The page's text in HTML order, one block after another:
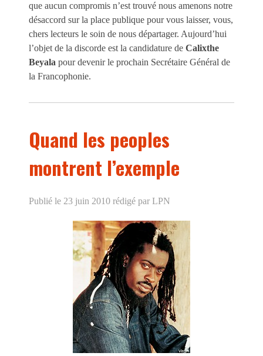
que aucun compromis n’est trouvé nous amenons notre
désaccord sur la place publique pour vous laisser, vous,
chers lecteurs le soin de nous départager. Aujourd’hui
l’objet de la discorde est la candidature de Calixthe
Beyala pour devenir le prochain Secrétaire Général de
la Francophonie.
Quand les peoples
montrent l’exemple
Publié le 23 juin 2010 rédigé par LPN